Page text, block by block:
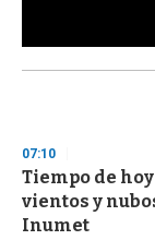
s
d
s
o
f
3
07:10
Tiempo de
vientos y
Inumet